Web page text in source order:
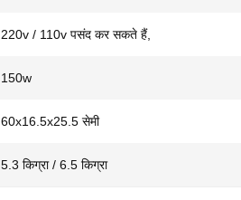
220v / 110v पसंद कर सकते हैं,
150w
60x16.5x25.5 सेमी
5.3 किग्रा / 6.5 किग्रा